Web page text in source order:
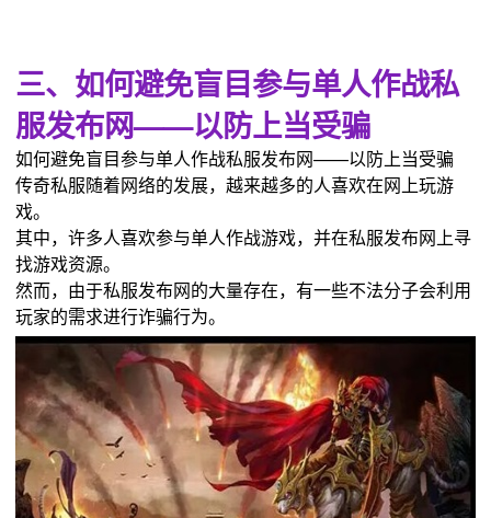
三、如何避免盲目参与单人作战私
服发布网——以防上当受骗
如何避免盲目参与单人作战私服发布网——以防上当受骗
传奇私服随着网络的发展，越来越多的人喜欢在网上玩游
戏。
其中，许多人喜欢参与单人作战游戏，并在私服发布网上寻
找游戏资源。
然而，由于私服发布网的大量存在，有一些不法分子会利用
玩家的需求进行诈骗行为。